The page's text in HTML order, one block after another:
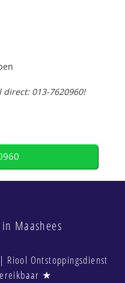
013-7620960!
Maashees
Ontstoppingsdienst
★